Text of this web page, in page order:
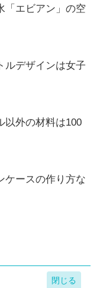
「エビアン」の空
ルデザインは女子
以外の材料は100
ケースの作り方な